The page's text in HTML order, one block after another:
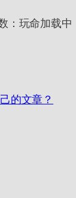
： 玩命加载中
的文章？